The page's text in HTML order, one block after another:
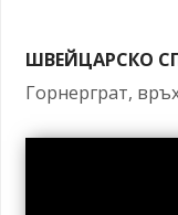
ШВЕЙЦАРСКО
Горнерграт,